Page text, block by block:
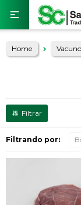

Home
Filtrando por: